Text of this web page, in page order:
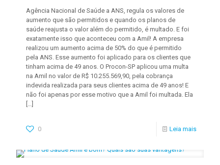
Agência Nacional de Saúde a ANS, regula os valores de
aumento que são permitidos e quando os planos de
saúde reajusta o valor além do permitido, é multado. E foi
exatamente isso que aconteceu com a Amil! A empresa
realizou um aumento acima de 50% do que é permitido
pela ANS. Esse aumento foi aplicado para os clientes que
tinham acima de 49 anos. O Procon-SP aplicou uma multa
na Amil no valor de R$ 10.255.569,90, pela cobrança
indevida realizada para seus clientes acima de 49 anos! E
não foi apenas por esse motivo que a Amil foi multada. Ela
0 Leia mais